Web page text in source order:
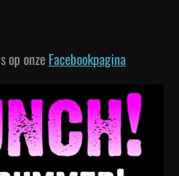
op onzeFacebookpagina